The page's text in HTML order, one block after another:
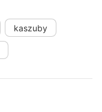
kaszuby